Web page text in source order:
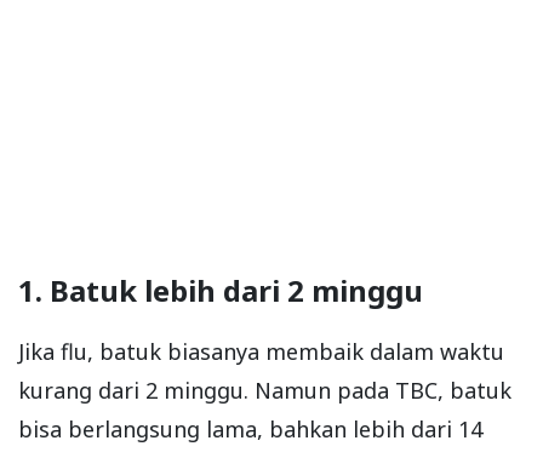
1. Batuk lebih dari 2 minggu
Jika flu, batuk biasanya membaik dalam waktu
kurang dari 2 minggu. Namun pada TBC, batuk
bisa berlangsung lama, bahkan lebih dari 14